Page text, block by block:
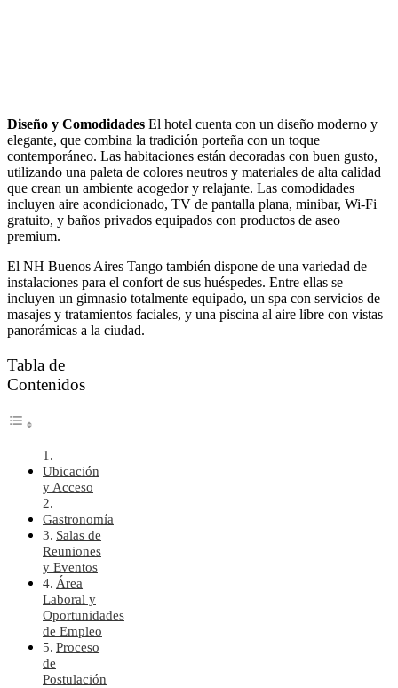
Diseño y Comodidades El hotel cuenta con un diseño moderno y
elegante, que combina la tradición porteña con un toque
contemporáneo. Las habitaciones están decoradas con buen gusto,
utilizando una paleta de colores neutros y materiales de alta calidad
que crean un ambiente acogedor y relajante. Las comodidades
incluyen aire acondicionado, TV de pantalla plana, minibar, Wi-Fi
gratuito, y baños privados equipados con productos de aseo
premium.
El NH Buenos Aires Tango también dispone de una variedad de
instalaciones para el confort de sus huéspedes. Entre ellas se
incluyen un gimnasio totalmente equipado, un spa con servicios de
masajes y tratamientos faciales, y una piscina al aire libre con vistas
panorámicas a la ciudad.
Tabla de
Contenidos
Ubicación
y Acceso
Gastronomía
Salas de
Reuniones
y Eventos
Área
Laboral y
Oportunidades
de Empleo
Proceso
de
Postulación